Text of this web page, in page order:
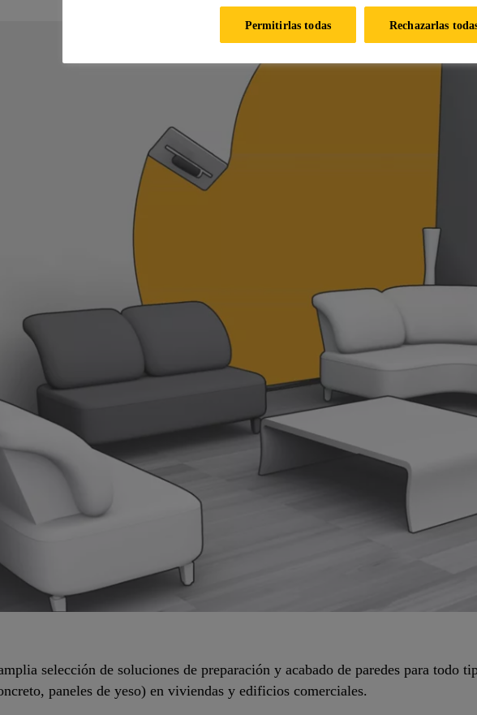
selección de soluciones de preparación y acabado de paredes para todo
paneles de yeso) en viviendas y edificios comerciales.
Rechazarlas
Permitirlas todas